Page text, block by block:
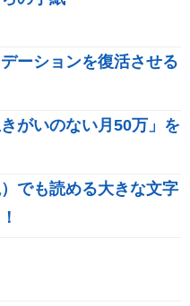
ーションを復活させる
がいのない月50万」を
でも読める大きな文字